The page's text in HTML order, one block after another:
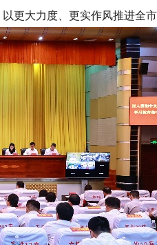
更大力度、更实作风推进全市